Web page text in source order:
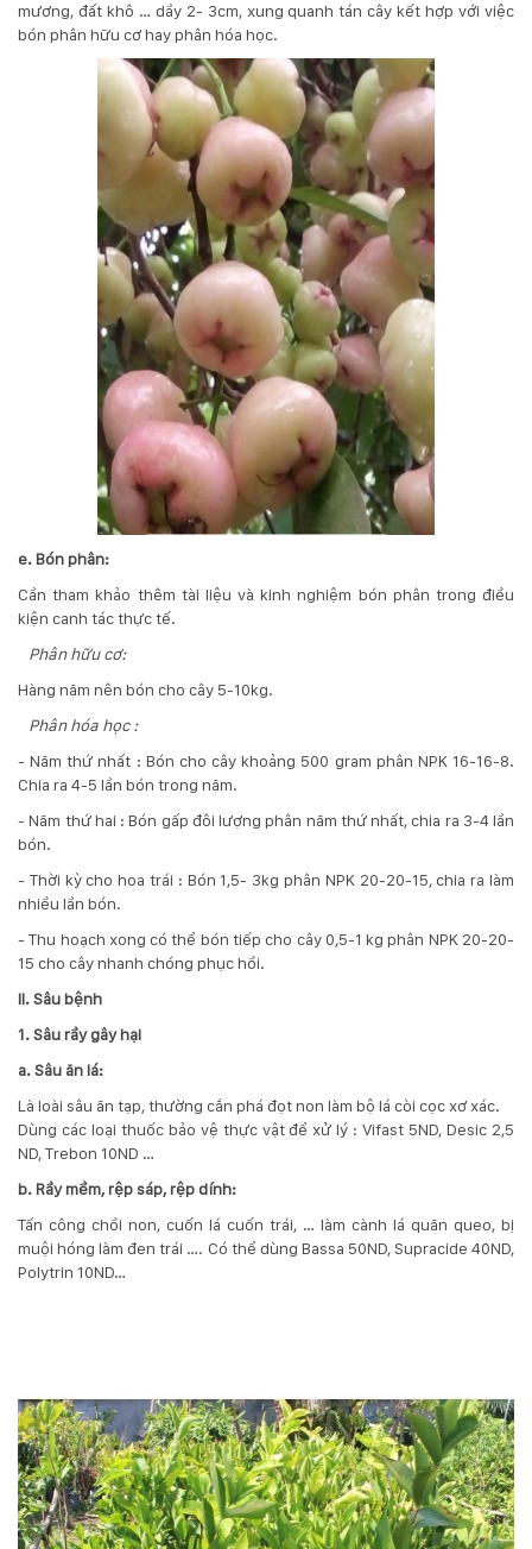
mương, đất khô … dầy 2- 3cm, xung quanh tán cây kết hợp với việc
bón phân hữu cơ hay phân hóa học.
e. Bón phân:
Cần tham khảo thêm tài liệu và kinh nghiệm bón phân trong điều
kiện canh tác thực tế.
Phân hữu cơ:
Hàng năm nên bón cho cây 5-10kg.
Phân hóa học :
- Năm thứ nhất : Bón cho cây khoảng 500 gram phân NPK 16-16-8.
Chia ra 4-5 lần bón trong năm.
- Năm thứ hai : Bón gấp đôi lượng phân năm thứ nhất, chia ra 3-4 lần
bón.
- Thời kỳ cho hoa trái : Bón 1,5- 3kg phân NPK 20-20-15, chia ra làm
nhiều lần bón.
- Thu hoạch xong có thể bón tiếp cho cây 0,5-1 kg phân NPK 20-20-
15 cho cây nhanh chóng phục hồi.
II. Sâu bệnh
1. Sâu rầy gây hại
a. Sâu ăn lá:
Là loài sâu ăn tạp, thường cắn phá đọt non làm bộ lá còi cọc xơ xác.
Dùng các loại thuốc bảo vệ thực vật để xử lý : Vifast 5ND, Desic 2,5
ND, Trebon 10ND …
b. Rầy mềm, rệp sáp, rệp dính:
Tấn công chồi non, cuốn lá cuốn trái, … làm cành lá quăn queo, bị
muội hóng làm đen trái …. Có thể dùng Bassa 50ND, Supracide 40ND,
Polytrin 10ND…